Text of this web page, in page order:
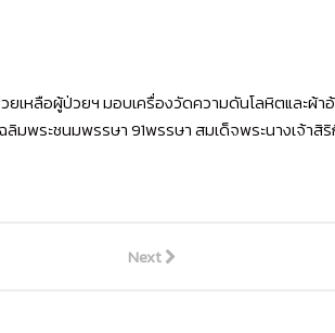
เหลือผู้ป่วยฯ มอบเครื่องวัดความดันโลหิตและผ้า
ลิมพระชนมพรรษา 91พรรษา สมเด็จพระนางเจ้าสิ
Next